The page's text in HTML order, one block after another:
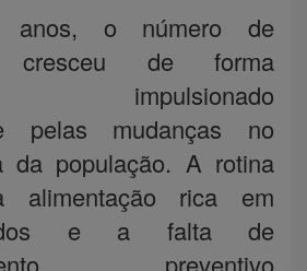
anos, o número de
cresceu de forma
impulsionado
pelas mudanças no
da população. A rotina
alimentação rica em
e a falta de
preventivo